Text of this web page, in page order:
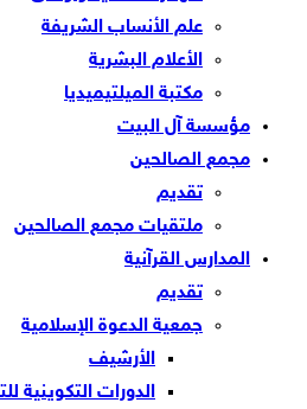
علم الأنساب الشريفة
الأعلام البشرية
مكتبة الميلتيميديا
مؤسسة آل البيت
مجمع الصالحين
تقديم
ملتقيات مجمع الصالحين
المدارس القرآنية
تقديم
جمعية الدعوة الإسلامية
الأرشيف
الدورات التكوينية